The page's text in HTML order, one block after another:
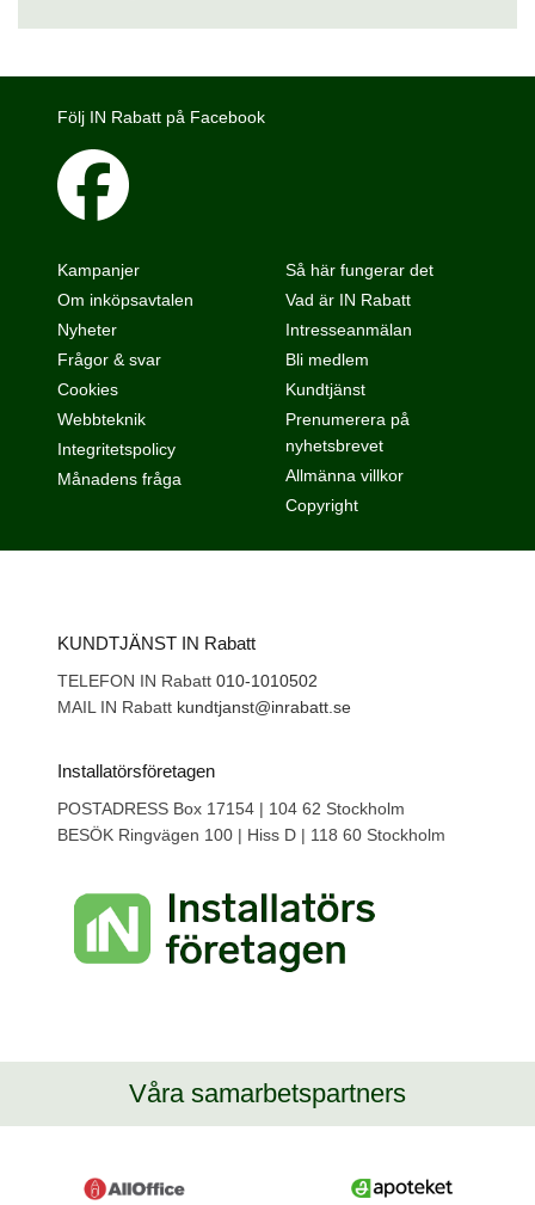
Följ IN Rabatt på Facebook
Kampanjer
Om inköpsavtalen
Nyheter
Frågor & svar
Så här fungerar det
Vad är IN Rabatt
Intresseanmälan
Bli medlem
Cookies
Webbteknik
Integritetspolicy
Månadens fråga
Kundtjänst
Prenumerera på
nyhetsbrevet
Allmänna villkor
Copyright
KUNDTJÄNST IN Rabatt
TELEFON IN Rabatt 010-1010502
MAIL IN Rabatt kundtjanst@inrabatt.se
Installatörsföretagen
POSTADRESS Box 17154 | 104 62 Stockholm
BESÖK Ringvägen 100 | Hiss D | 118 60 Stockholm
Våra samarbetspartners